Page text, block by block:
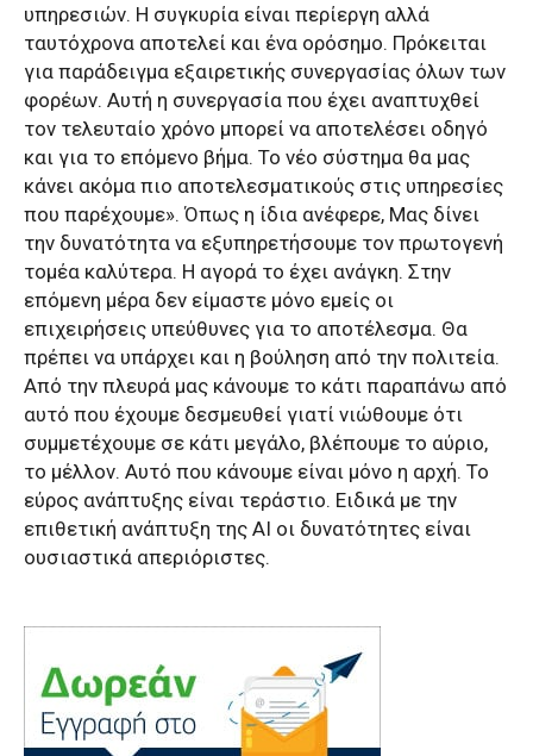
υπηρεσιών. Η συγκυρία είναι περίεργη αλλά
ταυτόχρονα αποτελεί και ένα ορόσημο. Πρόκειται
για παράδειγμα εξαιρετικής συνεργασίας όλων των
φορέων. Αυτή η συνεργασία που έχει αναπτυχθεί
τον τελευταίο χρόνο μπορεί να αποτελέσει οδηγό
και για το επόμενο βήμα. Το νέο σύστημα θα μας
κάνει ακόμα πιο αποτελεσματικούς στις υπηρεσίες
που παρέχουμε». Όπως η ίδια ανέφερε, Μας δίνει
την δυνατότητα να εξυπηρετήσουμε τον πρωτογενή
τομέα καλύτερα. Η αγορά το έχει ανάγκη. Στην
επόμενη μέρα δεν είμαστε μόνο εμείς οι
επιχειρήσεις υπεύθυνες για το αποτέλεσμα. Θα
πρέπει να υπάρχει και η βούληση από την πολιτεία.
Από την πλευρά μας κάνουμε το κάτι παραπάνω από
αυτό που έχουμε δεσμευθεί γιατί νιώθουμε ότι
συμμετέχουμε σε κάτι μεγάλο, βλέπουμε το αύριο,
το μέλλον. Αυτό που κάνουμε είναι μόνο η αρχή. Το
εύρος ανάπτυξης είναι τεράστιο. Ειδικά με την
επιθετική ανάπτυξη της ΑΙ οι δυνατότητες είναι
ουσιαστικά απεριόριστες.